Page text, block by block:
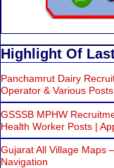
Highlight Of
Panchamrut Dairy
Operator & Various
GSSSB MPHW
Health Worker Posts |
Gujarat All Village Maps
Navigation